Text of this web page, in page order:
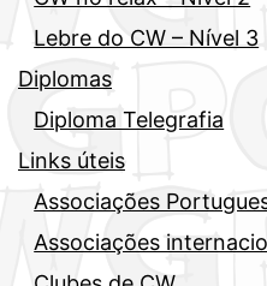
Lebre do CW – Nível 3
Diplomas
Diploma Telegrafia
Links úteis
Associações
Associações